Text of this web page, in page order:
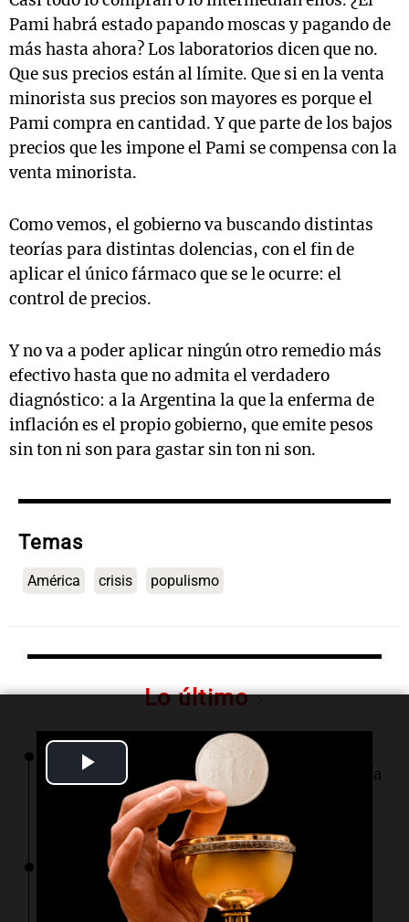
Video
Pami habrá estado papando moscas y pagando de
más hasta ahora? Los laboratorios dicen que no.
Que sus precios están al límite. Que si en la venta
minorista sus precios son mayores es porque el
Pami compra en cantidad. Y que parte de los bajos
precios que les impone el Pami se compensa con la
venta minorista.
Como vemos, el gobierno va buscando distintas
teorías para distintas dolencias, con el fin de
aplicar el único fármaco que se le ocurre: el
control de precios.
Y no va a poder aplicar ningún otro remedio más
efectivo hasta que no admita el verdadero
diagnóstico: a la Argentina la que la enferma de
inflación es el propio gobierno, que emite pesos
sin ton ni son para gastar sin ton ni son.
Temas
América crisis populismo
Lo último
Sociedad
Una mujer se fracturó el tobillo mientras hacía
senderismo en Córdoba: fue rescatada por el
Mundo
Investigadores israelíes descubren gen
antiguo que mejora la calidad del trigo